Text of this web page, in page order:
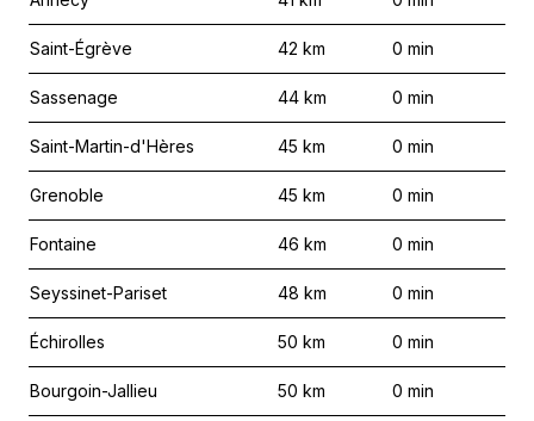
Saint-Égrève 42 km 0 min
Sassenage 44 km 0 min
Saint-Martin-d'Hères 45 km 0 min
Grenoble 45 km 0 min
Fontaine 46 km 0 min
Seyssinet-Pariset 48 km 0 min
Échirolles 50 km 0 min
Bourgoin-Jallieu 50 km 0 min